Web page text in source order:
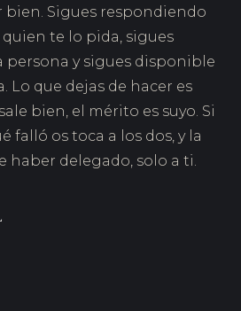
bien. Sigues respondiendo
te lo pida, sigues
persona y sigues disponible
Lo que dejas de hacer es
bien, el mérito es suyo. Si
falló os toca a los dos, y la
haber delegado, solo a ti.